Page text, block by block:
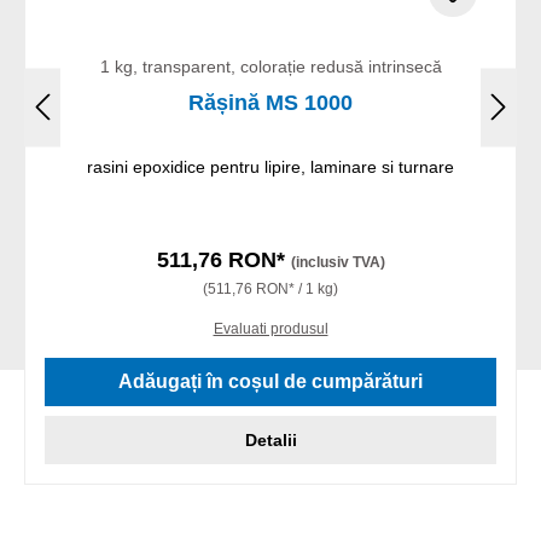
1 kg, transparent, colorație redusă intrinsecă
Rășină MS 1000
rasini epoxidice pentru lipire, laminare si turnare
511,76 RON* (inclusiv TVA)
(511,76 RON* / 1 kg)
Evaluati produsul
Adăugați în coșul de cumpărături
Detalii